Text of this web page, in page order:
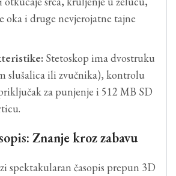
oka i druge nevjerojatne tajne
Stetoskop ima dvostruku
slušalica ili zvučnika), kontrolu
za punjenje i 512 MB SD
Znanje kroz zabavu
spektakularan časopis prepun 3D